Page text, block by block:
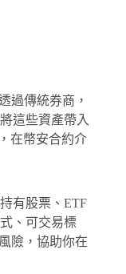
過傳統券商，
這些資產帶入
在幣安合約介
有股票、ETF
、可交易標
險，協助你在